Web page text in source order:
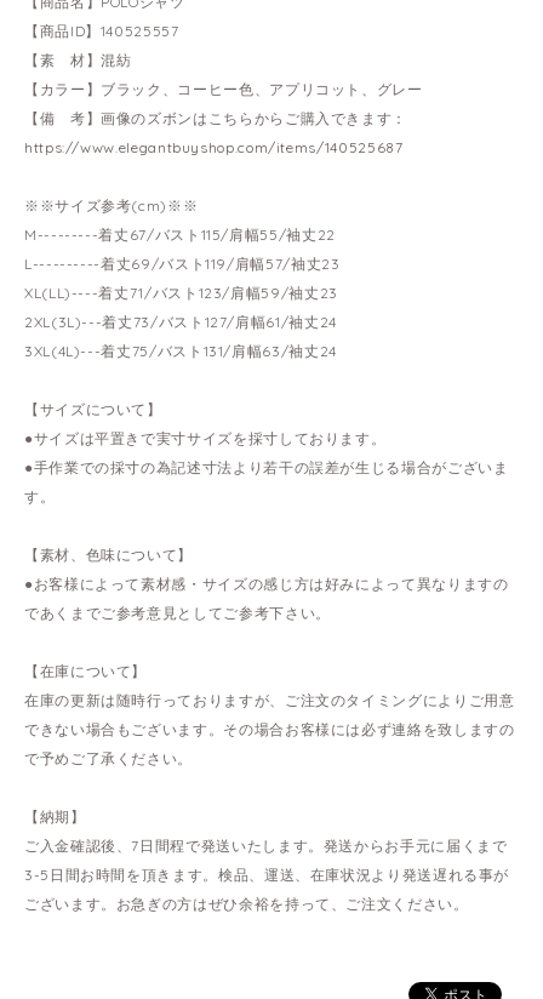
【商品ID】140525557
【素 材】混紡
【カラー】ブラック、コーヒー色、アプリコット、グレー
【備 考】画像のズボンはこちらからご購入できます：
https://www.elegantbuyshop.com/items/140525687
※※サイズ参考(cm)※※
M---------着丈67/バスト115/肩幅55/袖丈22
L----------着丈69/バスト119/肩幅57/袖丈23
XL(LL)----着丈71/バスト123/肩幅59/袖丈23
2XL(3L)---着丈73/バスト127/肩幅61/袖丈24
3XL(4L)---着丈75/バスト131/肩幅63/袖丈24
【サイズについて】
●サイズは平置きで実寸サイズを採寸しております。
●手作業での採寸の為記述寸法より若干の誤差が生じる場合がございま
す。
【素材、色味について】
●お客様によって素材感・サイズの感じ方は好みによって異なりますの
であくまでご参考意見としてご参考下さい。
【在庫について】
在庫の更新は随時行っておりますが、ご注文のタイミングによりご用意
できない場合もございます。その場合お客様には必ず連絡を致しますの
で予めご了承ください。
【納期】
ご入金確認後、7日間程で発送いたします。発送からお手元に届くまで
3-5日間お時間を頂きます。検品、運送、在庫状況より発送遅れる事が
ございます。お急ぎの方はぜひ余裕を持って、ご注文ください。